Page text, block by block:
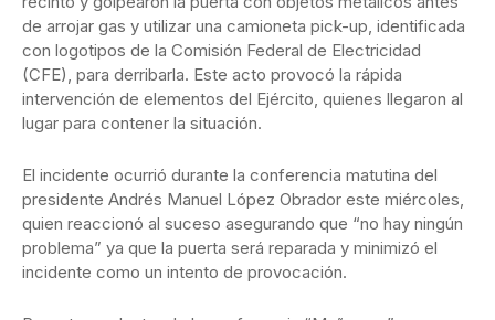
de arrojar gas y utilizar una camioneta pick-up, identificada
con logotipos de la Comisión Federal de Electricidad
(CFE), para derribarla. Este acto provocó la rápida
intervención de elementos del Ejército, quienes llegaron al
lugar para contener la situación.
El incidente ocurrió durante la conferencia matutina del
presidente Andrés Manuel López Obrador este miércoles,
quien reaccionó al suceso asegurando que “no hay ningún
problema” ya que la puerta será reparada y minimizó el
incidente como un intento de provocación.